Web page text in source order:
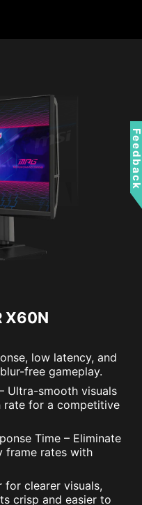
X60N
low latency, and
free gameplay.
Ultra-smooth visuals
for a competitive
Time – Eliminate
frame rates with
for clearer visuals,
crisp and easier to